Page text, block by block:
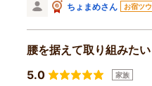
ちょまめさん お宿ツウ
腰を据えて取り組みたい
5.0
家族